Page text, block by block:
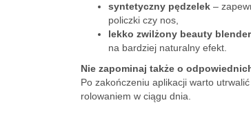
syntetyczny pędzelek –
policzki czy nos,
lekko zwilżony beauty blender
na bardziej naturalny efekt.
Nie zapominaj także o
Po zakończeniu aplikacji warto
rolowaniem w ciągu dnia.